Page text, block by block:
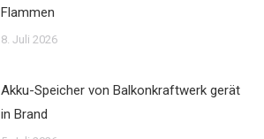
Flammen
8. Juli 2026
Akku-Speicher von Balkonkraftwerk gerät
in Brand